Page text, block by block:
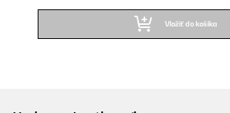
Vložiť do košíka